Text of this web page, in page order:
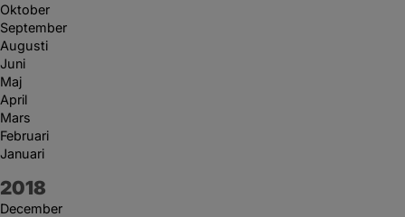
Oktober
September
Augusti
Juni
Maj
April
Mars
Februari
Januari
År:
2018
December